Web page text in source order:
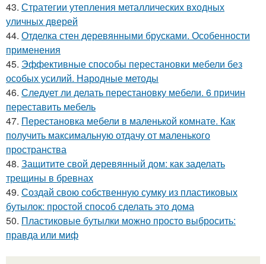
43. Стратегии утепления металлических входных
уличных дверей
44. Отделка стен деревянными брусками. Особенности
применения
45. Эффективные способы перестановки мебели без
особых усилий. Народные методы
46. Следует ли делать перестановку мебели. 6 причин
переставить мебель
47. Перестановка мебели в маленькой комнате. Как
получить максимальную отдачу от маленького
пространства
48. Защитите свой деревянный дом: как заделать
трещины в бревнах
49. Создай свою собственную сумку из пластиковых
бутылок: простой способ сделать это дома
50. Пластиковые бутылки можно просто выбросить:
правда или миф